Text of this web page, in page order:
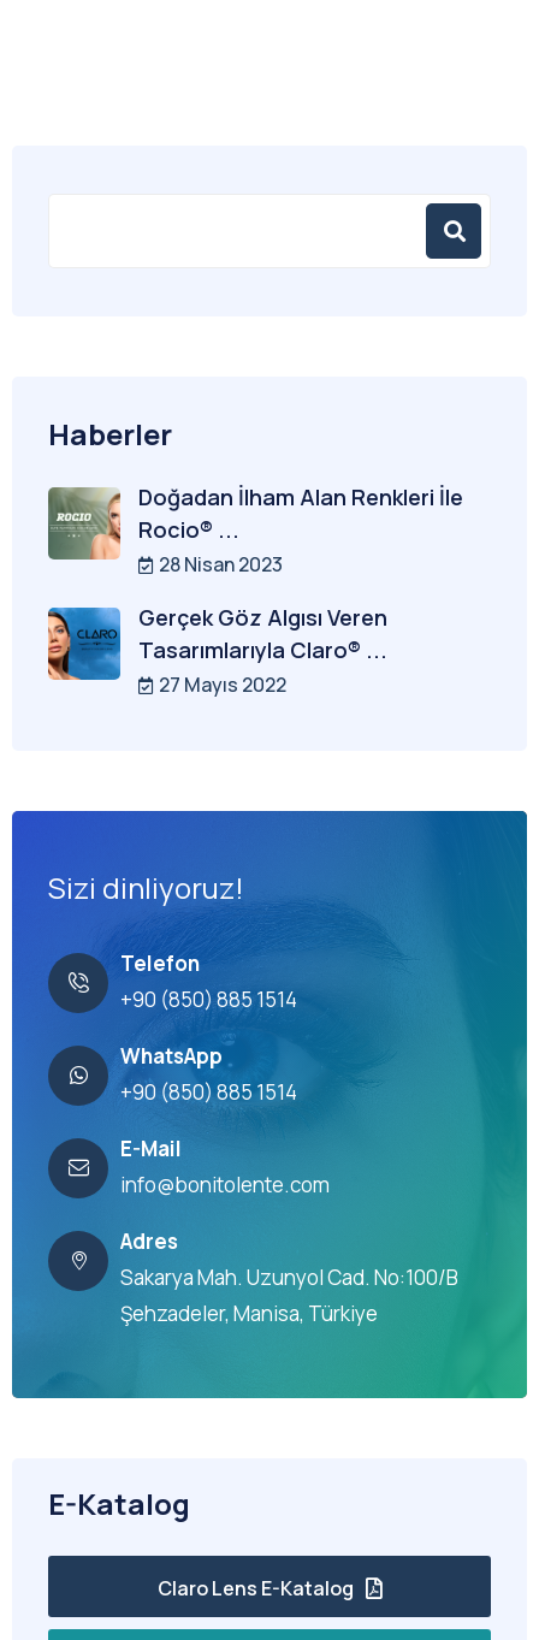
Haberler
Doğadan İlham Alan Renkleri İle
Rocio® ...
28 Nisan 2023
Gerçek Göz Algısı Veren
Tasarımlarıyla Claro® ...
27 Mayıs 2022
Sizi dinliyoruz!
Telefon
+90 (850) 885 1514
WhatsApp
+90 (850) 885 1514
E-Mail
info@bonitolente.com
Adres
Sakarya Mah. Uzunyol Cad. No:100/B
Şehzadeler, Manisa, Türkiye
E-Katalog
Claro Lens E-Katalog